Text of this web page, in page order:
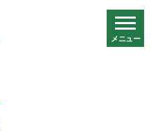
メニュー